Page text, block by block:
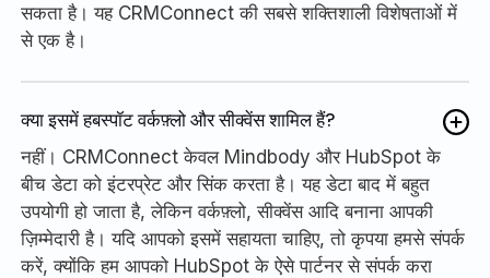
सकता है। यह CRMConnect की सबसे शक्तिशाली विशेषताओं में
से एक है।
क्या इसमें हबस्पॉट वर्कफ़्लो और सीक्वेंस शामिल हैं?
नहीं। CRMConnect केवल Mindbody और HubSpot के
बीच डेटा को इंटरप्रेट और सिंक करता है। यह डेटा बाद में बहुत
उपयोगी हो जाता है, लेकिन वर्कफ़्लो, सीक्वेंस आदि बनाना आपकी
ज़िम्मेदारी है। यदि आपको इसमें सहायता चाहिए, तो कृपया हमसे संपर्क
करें, क्योंकि हम आपको HubSpot के ऐसे पार्टनर से संपर्क करा